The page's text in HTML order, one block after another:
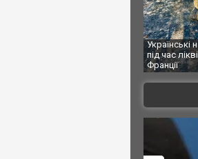
Українські надзвичайники врятували козуленя
під час ліквідації масштабної лісової пожежі у